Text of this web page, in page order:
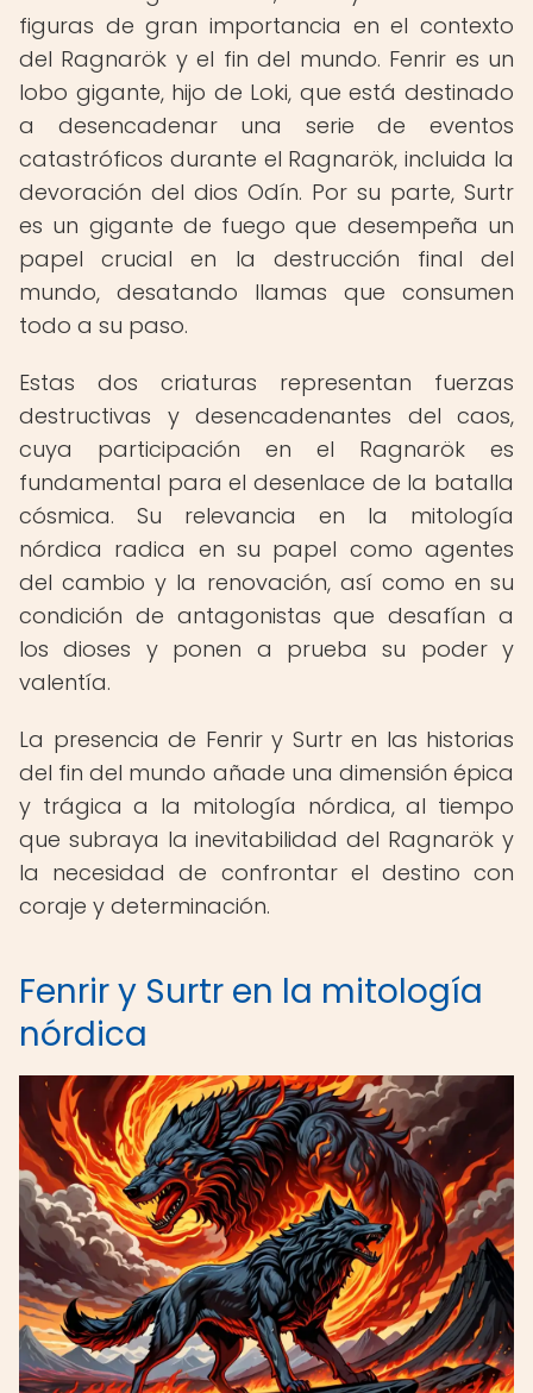
figuras de gran importancia en el contexto
del Ragnarök y el fin del mundo. Fenrir es un
lobo gigante, hijo de Loki, que está destinado
a desencadenar una serie de eventos
catastróficos durante el Ragnarök, incluida la
devoración del dios Odín. Por su parte, Surtr
es un gigante de fuego que desempeña un
papel crucial en la destrucción final del
mundo, desatando llamas que consumen
todo a su paso.
Estas dos criaturas representan fuerzas
destructivas y desencadenantes del caos,
cuya participación en el Ragnarök es
fundamental para el desenlace de la batalla
cósmica. Su relevancia en la mitología
nórdica radica en su papel como agentes
del cambio y la renovación, así como en su
condición de antagonistas que desafían a
los dioses y ponen a prueba su poder y
valentía.
La presencia de Fenrir y Surtr en las historias
del fin del mundo añade una dimensión épica
y trágica a la mitología nórdica, al tiempo
que subraya la inevitabilidad del Ragnarök y
la necesidad de confrontar el destino con
coraje y determinación.
Fenrir y Surtr en la mitología
nórdica